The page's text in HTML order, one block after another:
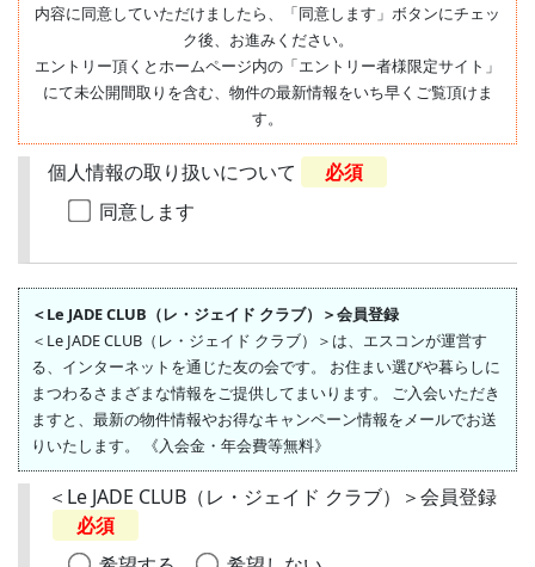
内容に同意していただけましたら、「同意します」ボタンにチェッ
ク後、お進みください。
エントリー頂くとホームページ内の「エントリー者様限定サイト」
にて未公開間取りを含む、物件の最新情報をいち早くご覧頂けま
す。
個人情報の取り扱いについて
必須
同意します
＜Le JADE CLUB（レ・ジェイド クラブ）＞会員登録
＜Le JADE CLUB（レ・ジェイド クラブ）＞は、エスコンが運営す
る、インターネットを通じた友の会です。 お住まい選びや暮らしに
まつわるさまざまな情報をご提供してまいります。 ご入会いただき
ますと、最新の物件情報やお得なキャンペーン情報をメールでお送
りいたします。 《入会金・年会費等無料》
＜Le JADE CLUB（レ・ジェイド クラブ）＞会員登録
必須